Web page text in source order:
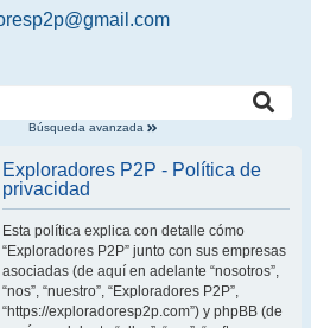
Búsqueda avanzada
Exploradores P2P - Política de
privacidad
Esta política explica con detalle cómo
“Exploradores P2P” junto con sus empresas
asociadas (de aquí en adelante “nosotros”,
“nos”, “nuestro”, “Exploradores P2P”,
“https://exploradoresp2p.com”) y phpBB (de